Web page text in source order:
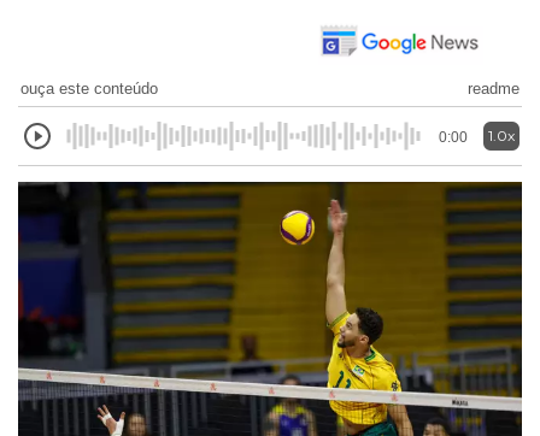
ouça este conteúdo readme
0:00 1.0x